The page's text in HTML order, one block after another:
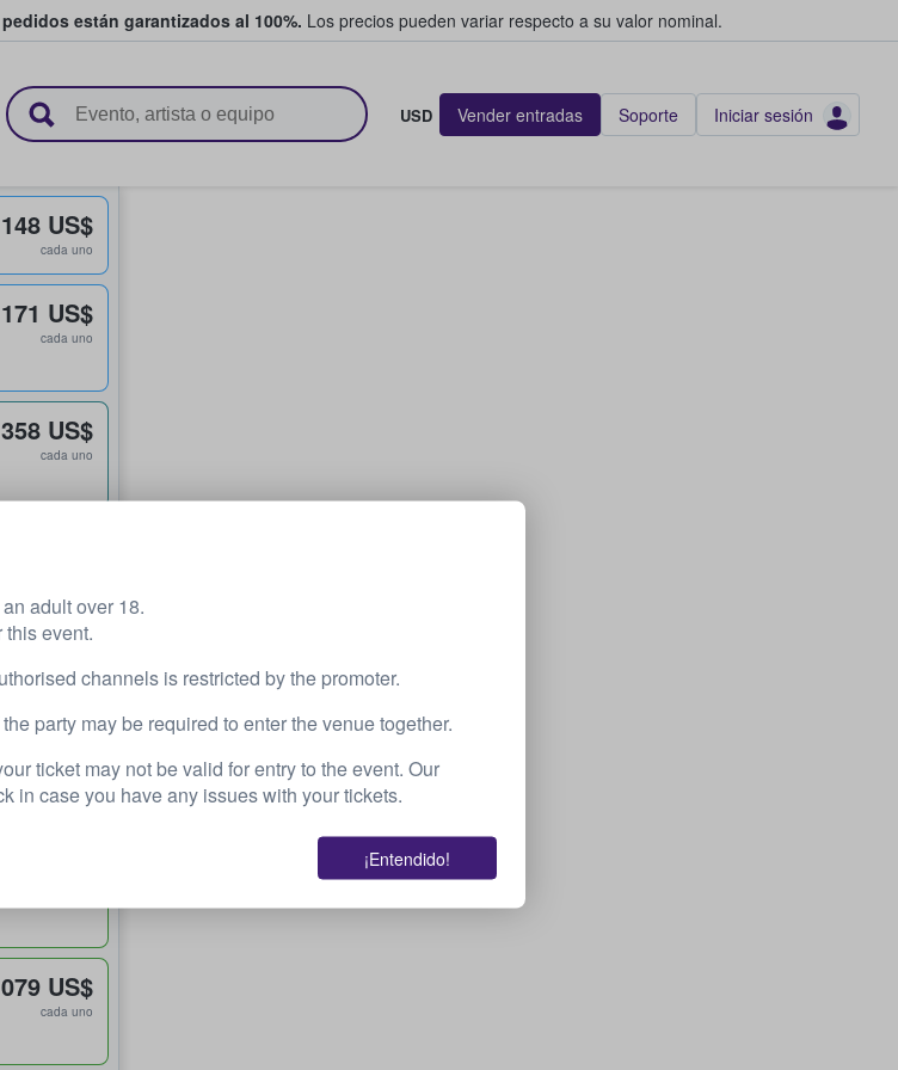
están garantizados al 100%. Los precios pueden variar respecto a su valor nominal.
USD Vender entradas Soporte Iniciar sesión
148 US$
cada uno
171 US$
cada uno
358 US$
cada uno
607 US$
cada uno
US$
cada uno
adult over 18.
event.
channels is restricted by the promoter.
party may be required to enter the venue together.
ticket may not be valid for entry to the event. Our
in case you have any issues with your tickets.
¡Entendido!